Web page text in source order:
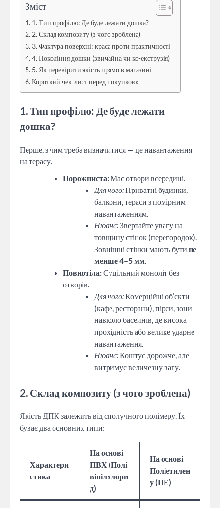
Зміст
1. Тип профілю: Де буде лежати дошка?
2. Склад композиту (з чого зроблена)
3. Фактура поверхні: краса проти практичності
4. Покоління дошки (звичайна чи ко-екструзія)
5. Як перевірити якість прямо в магазині
Короткий чек-лист перед покупкою:
1. Тип профілю: Де буде лежати
дошка?
Перше, з чим треба визначитися — це навантаження
на терасу.
Порожниста:Має отвори всередині.
Для чого:Приватні будинки,
балкони, тераси з помірним
навантаженням.
Нюанс:Звертайте увагу на
товщину стінок (перегородок).
Зовнішні стінки мають бути не
менше 4–5 мм
Повнотіла:Суцільний моноліт без
отворів.
Для чого:Комерційні об’єкти
(кафе, ресторани), пірси, зони
навколо басейнів, де висока
прохідність або велике ударне
навантаження.
Нюанс:Коштує дорожче, але
витримує величезну вагу.
2. Склад композиту (з чого зроблена)
Якість ДПК залежить від сполучного полімеру. Їх
буває два основних типи:
Характери
стика
На основі
ПВХ (Полі
вінілхлори
д)
На основі
Поліетилен
у (ПЕ)